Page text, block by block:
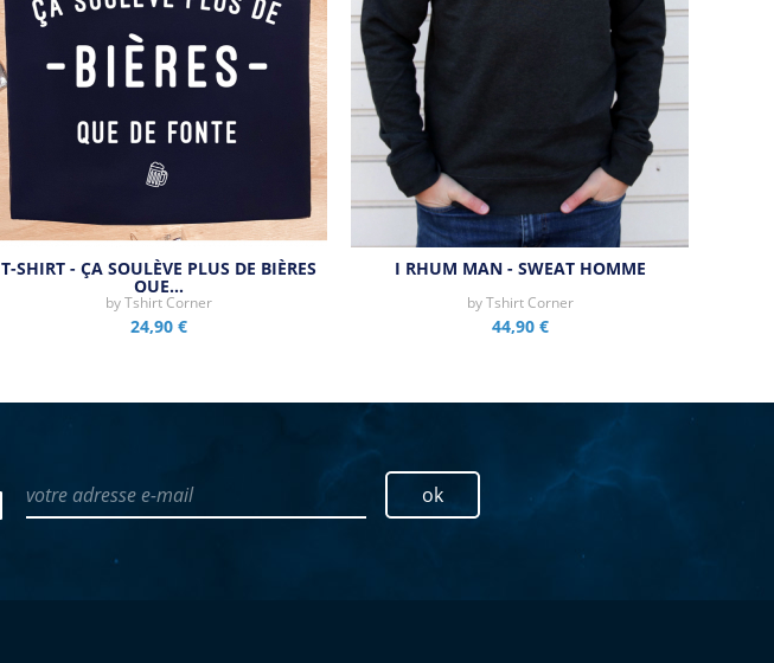
T-SHIRT - ÇA SOULÈVE PLUS DE BIÈRES
QUE…
byTshirt Corner
24,90 €
I RHUM MAN - SWEAT HOMME
byTshirt Corner
44,90 €
votre adresse e-mail ok